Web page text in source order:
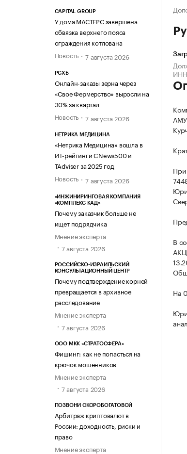
CAPITAL GROUP
У дома МАСТЕРС завершена
обвязка верхнего пояса
ограждения котлована
Новость
7 августа 2026
РСХБ
Онлайн-заказы зерна через
«Свое Фермерство» выросли на
30% за квартал
Новость
7 августа 2026
НЕТРИКА МЕДИЦИНА
«Нетрика Медицина» вошла в
ИТ-рейтинги CNews500 и
TAdviser за 2025 год
Новость
7 августа 2026
«ИНЖИНИРИНГОВАЯ КОМПАНИЯ
«КОМПЛЕКС КАД»
Почему заказчик больше не
ищет подрядчика
Мнение эксперта
7 августа 2026
РОССИЙСКО-ИЗРАИЛЬСКИЙ
КОНСУЛЬТАЦИОННЫЙ ЦЕНТР
Почему подтверждение корней
превращается в архивное
расследование
Мнение эксперта
7 августа 2026
ООО МКК «СТРАТОСФЕРА»
Фишинг: как не попасться на
крючок мошенников
Мнение эксперта
7 августа 2026
ПОЗВОНИ СКОРОБОГАТОВОЙ
Арбитраж криптовалют в
России: доходность, риски и
право
Мнение эксперта
ИНН
В
На